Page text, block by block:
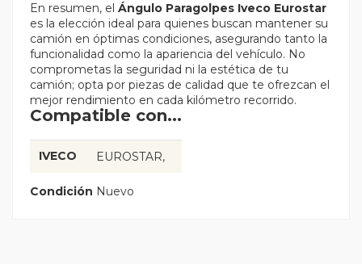
En resumen, el Ángulo Paragolpes Iveco Eurostar
es la elección ideal para quienes buscan mantener su
camión en óptimas condiciones, asegurando tanto la
funcionalidad como la apariencia del vehículo. No
comprometas la seguridad ni la estética de tu
camión; opta por piezas de calidad que te ofrezcan el
mejor rendimiento en cada kilómetro recorrido.
Compatible con...
IVECO EUROSTAR
Condición Nuevo